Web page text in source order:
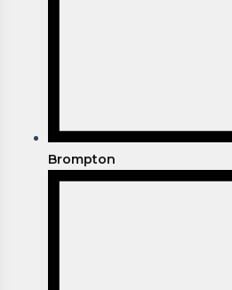
Brompton